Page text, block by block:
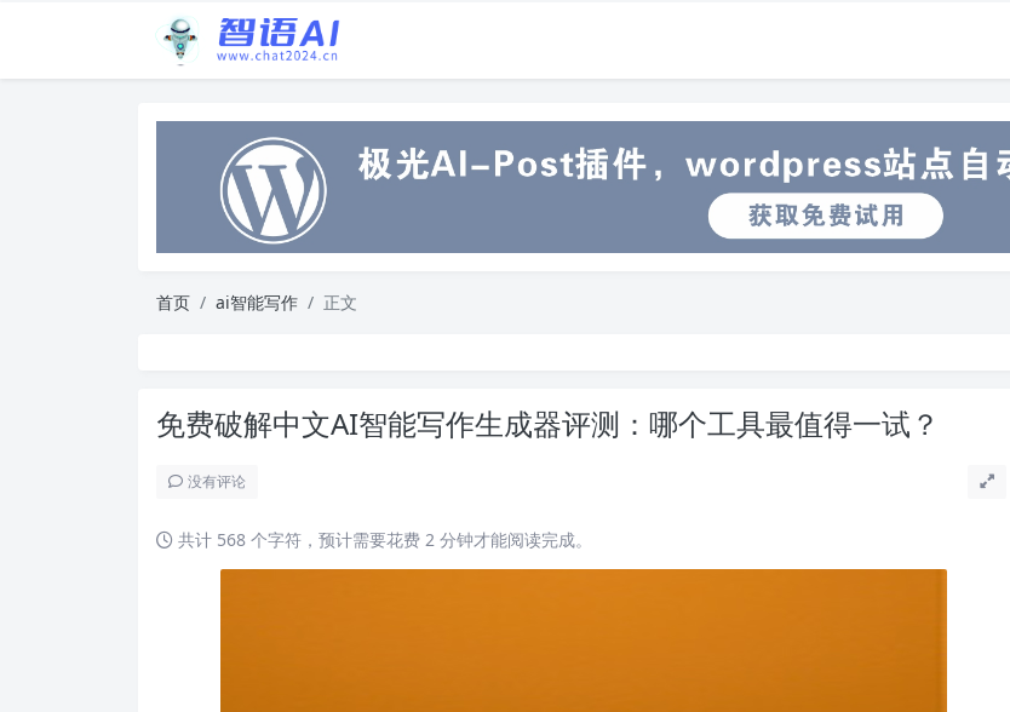
首页 ai智能写作 正文
免费破解中文AI智能写作生成器评测：哪个工具最值得一试？
没有评论
共计 568 个字符，预计需要花费 2 分钟才能阅读完成。